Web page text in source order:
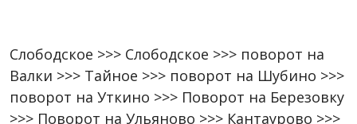
Слободское >>> Слободское >>> поворот на
Валки >>> Тайное >>> поворот на Шубино >>>
поворот на Уткино >>> Поворот на Березовку
>>> Поворот на Ульяново >>> Кантаурово >>>